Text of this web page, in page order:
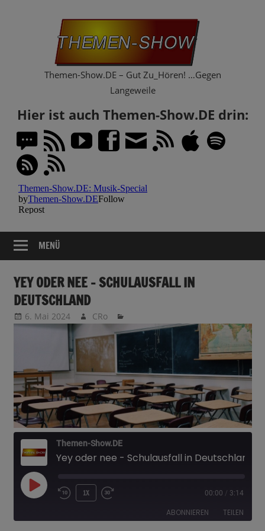
Themen-Show.DE – Gut Zu_Hören! …Gegen
Langeweile
Hier ist auch Themen-Show.DE drin:
MENÜ
YEY ODER NEE – SCHULAUSFALL IN
DEUTSCHLAND
6. Mai 2024 CRo
Themen-Show.DE
Yey oder nee - Schulausfall in Deutschland
PLAY
1X 00:00 / 3:14
ABONNIEREN TEILEN